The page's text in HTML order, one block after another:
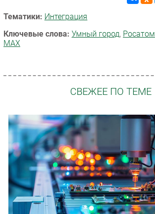
Тематики: Интеграция
Ключевые слова: Умный город, Росатом
MAX
СВЕЖЕЕ ПО ТЕМЕ